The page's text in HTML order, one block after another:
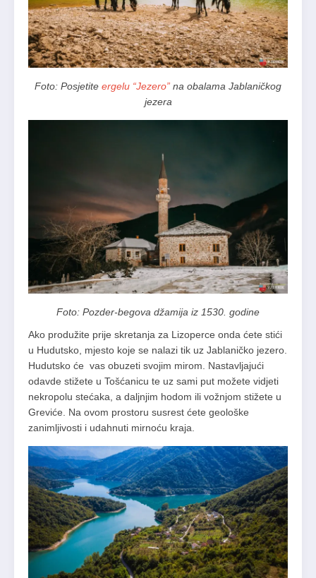
Foto: Posjetite ergelu “Jezero” na obalama Jablaničkog
jezera
Foto: Pozder-begova džamija iz 1530. godine
Ako produžite prije skretanja za Lizoperce onda ćete stići
u Hudutsko, mjesto koje se nalazi tik uz Jablaničko jezero.
Hudutsko će vas obuzeti svojim mirom. Nastavljajući
odavde stižete u Tošćanicu te uz sami put možete vidjeti
nekropolu stećaka, a daljnjim hodom ili vožnjom stižete u
Greviće. Na ovom prostoru susrest ćete geološke
zanimljivosti i udahnuti mirnoću kraja.